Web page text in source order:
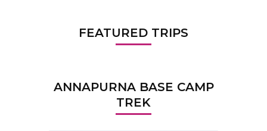
FEATURED TRIPS
ANNAPURNA BASE CAMP
TREK